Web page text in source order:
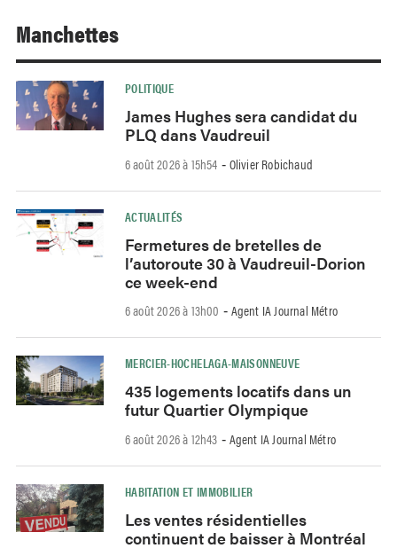
Manchettes
POLITIQUE
James Hughes sera candidat du
PLQ dans Vaudreuil
6 août 2026 à 15h54 - Olivier Robichaud
ACTUALITÉS
Fermetures de bretelles de
l’autoroute 30 à Vaudreuil-Dorion
ce week-end
6 août 2026 à 13h00 - Agent IA Journal Métro
MERCIER-HOCHELAGA-MAISONNEUVE
435 logements locatifs dans un
futur Quartier Olympique
6 août 2026 à 12h43 - Agent IA Journal Métro
HABITATION ET IMMOBILIER
Les ventes résidentielles
continuent de baisser à Montréal